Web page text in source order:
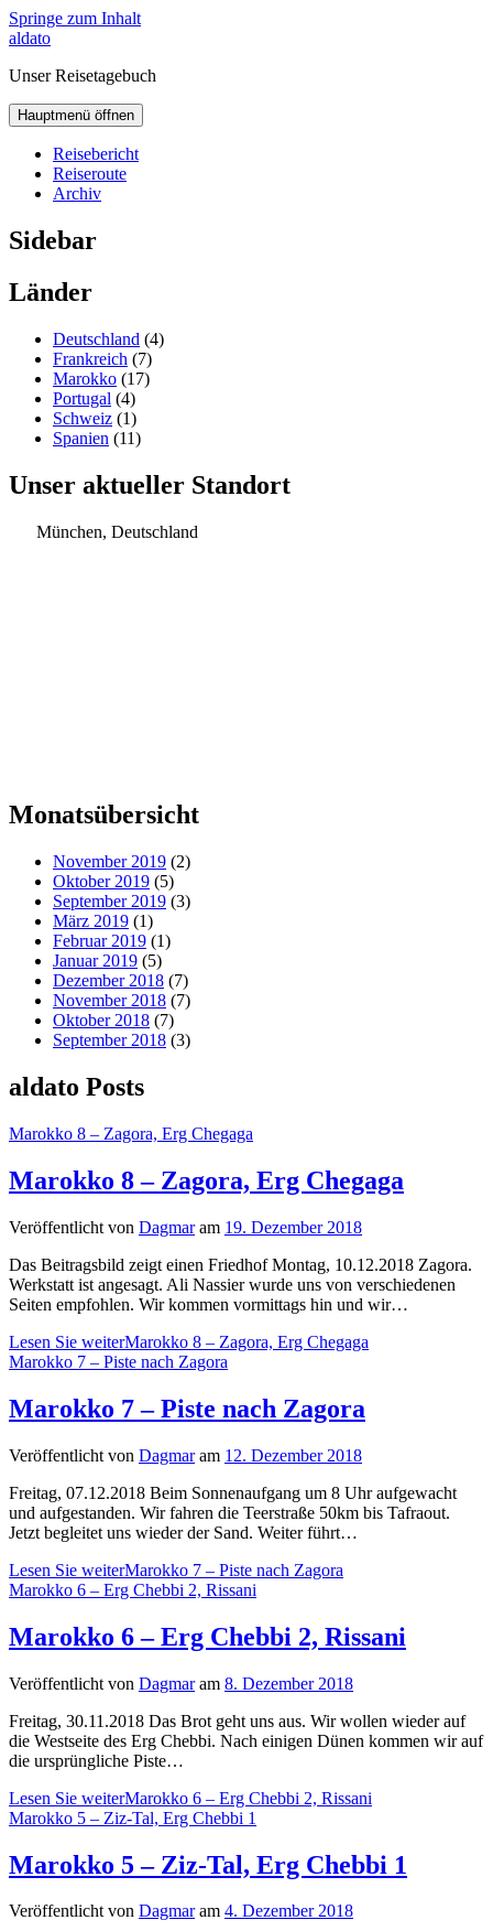
Springe zum Inhalt
aldato
Unser Reisetagebuch
Hauptmenü öffnen
Reisebericht
Reiseroute
Archiv
Sidebar
Länder
Deutschland (4)
Frankreich (7)
Marokko (17)
Portugal (4)
Schweiz (1)
Spanien (11)
Unser aktueller Standort
München, Deutschland
Monatsübersicht
November 2019 (2)
Oktober 2019 (5)
September 2019 (3)
März 2019 (1)
Februar 2019 (1)
Januar 2019 (5)
Dezember 2018 (7)
November 2018 (7)
Oktober 2018 (7)
September 2018 (3)
aldato Posts
Marokko 8 – Zagora, Erg Chegaga
Marokko 8 – Zagora, Erg Chegaga
Veröffentlicht von Dagmaram 19. Dezember 2018
Das Beitragsbild zeigt einen Friedhof Montag, 10.12.2018 Zagora.
Werkstatt ist angesagt. Ali Nassier wurde uns von verschiedenen
Seiten empfohlen. Wir kommen vormittags hin und wir…
Lesen Sie weiterMarokko 8 – Zagora, Erg Chegaga
Marokko 7 – Piste nach Zagora
Marokko 7 – Piste nach Zagora
Veröffentlicht von Dagmaram 12. Dezember 2018
Freitag, 07.12.2018 Beim Sonnenaufgang um 8 Uhr aufgewacht
und aufgestanden. Wir fahren die Teerstraße 50km bis Tafraout.
Jetzt begleitet uns wieder der Sand. Weiter führt…
Lesen Sie weiterMarokko 7 – Piste nach Zagora
Marokko 6 – Erg Chebbi 2, Rissani
Marokko 6 – Erg Chebbi 2, Rissani
Veröffentlicht von Dagmaram 8. Dezember 2018
Freitag, 30.11.2018 Das Brot geht uns aus. Wir wollen wieder auf
die Westseite des Erg Chebbi. Nach einigen Dünen kommen wir auf
die ursprüngliche Piste…
Lesen Sie weiterMarokko 6 – Erg Chebbi 2, Rissani
Marokko 5 – Ziz-Tal, Erg Chebbi 1
Marokko 5 – Ziz-Tal, Erg Chebbi 1
Veröffentlicht von Dagmaram 4. Dezember 2018